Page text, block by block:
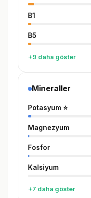
B1
B5
+9 daha göster
Mineraller
Potasyum ⭐
Magnezyum
Fosfor
Kalsiyum
+7 daha göster